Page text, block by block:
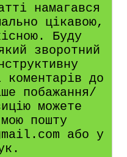
намагався
цікавою,
Буду
зворотний
коментарів до
побажання/
можете
пошту
або у